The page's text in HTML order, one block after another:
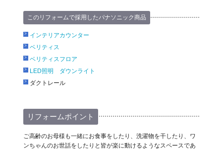
このリフォームで採用したパナソニック商品
インテリアカウンター
ベリティス
ベリティスフロア
LED照明 ダウンライト
ダクトレール
リフォームポイント
ご高齢のお母様も一緒にお食事をしたり、洗濯物を干したり、ワ
ンちゃんのお世話をしたりと皆が楽に動けるようなスペースであ